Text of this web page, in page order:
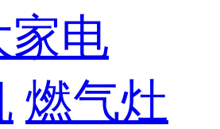
家电
燃气灶